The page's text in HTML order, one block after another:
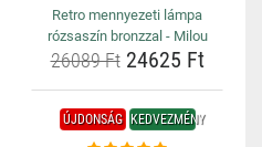
Retro mennyezeti lámpa
rózsaszín bronzzal - Milou
26089 Ft24625 Ft
ÚJDONSÁG KEDVEZMÉNY